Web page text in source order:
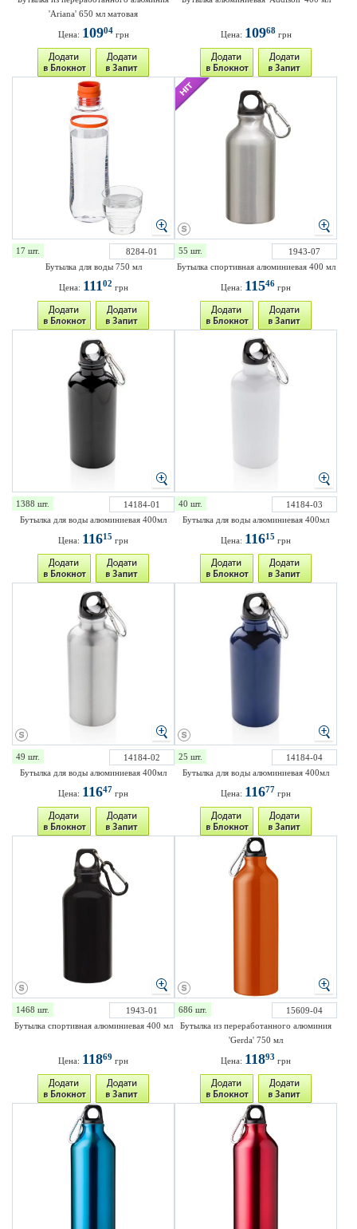
'Ariana' 650 мл матовая
Цена: 10904грн Цена: 10968грн
17 шт.
8284-01
Бутылка для воды 750 мл
Цена: 11102 грн
55 шт.
1943-07
Бутылка спортивная алюминиевая 400 мл
Цена: 11546 грн
1388 шт.
14184-01
Бутылка для воды алюминиевая 400мл
Цена: 11615 грн
40 шт.
14184-03
Бутылка для воды алюминиевая 400мл
Цена: 11615 грн
49 шт.
14184-02
Бутылка для воды алюминиевая 400мл
Цена: 11647 грн
25 шт.
14184-04
Бутылка для воды алюминиевая 400мл
Цена: 11677 грн
1468 шт.
1943-01
Бутылка спортивная алюминиевая 400 мл
Цена: 11869 грн
686 шт.
15609-04
Бутылка из переработанного алюминия
'Gerda' 750 мл
Цена: 11893 грн